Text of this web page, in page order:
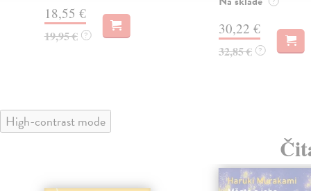
18,55 €
19,95 € ? 30,22 €
32,85 € ?
High-contrast mode